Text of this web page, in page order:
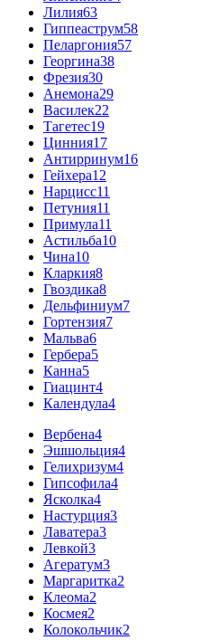
Лилия63
Гиппеаструм58
Пеларгония57
Георгина38
Фрезия30
Анемона29
Василек22
Тагетес19
Цинния17
Антирринум16
Гейхера12
Нарцисс11
Петуния11
Примула11
Астильба10
Чина10
Кларкия8
Гвоздика8
Дельфиниум7
Гортензия7
Мальва6
Гербера5
Канна5
Гиацинт4
Календула4
Вербена4
Эшшольция4
Гелихризум4
Гипсофила4
Ясколка4
Настурция3
Лаватера3
Левкой3
Агератум3
Маргаритка2
Клеома2
Космея2
Колокольчик2